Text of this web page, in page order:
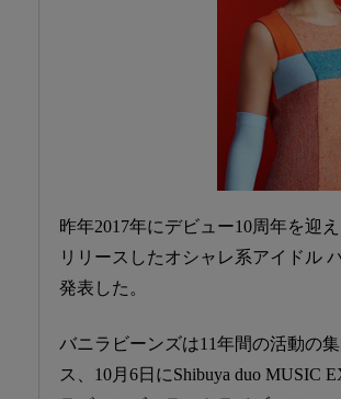
昨年2017年にデビュー10周年を迎
リリースしたオシャレ系アイドル
発表した。
バニラビーンズは11年間の活動の
ス、10月6日にShibuya duo MUSIC